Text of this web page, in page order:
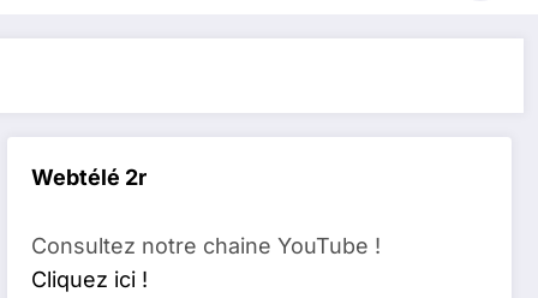
Webtélé 2r
Consultez notre chaine YouTube !
Cliquez ici !